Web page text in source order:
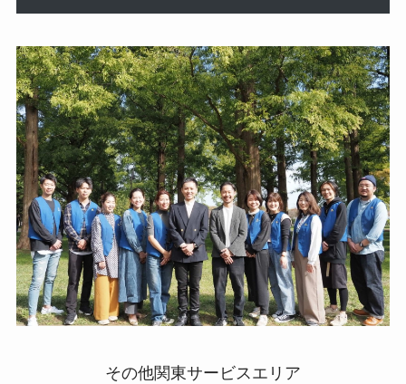
その他関東サービスエリア